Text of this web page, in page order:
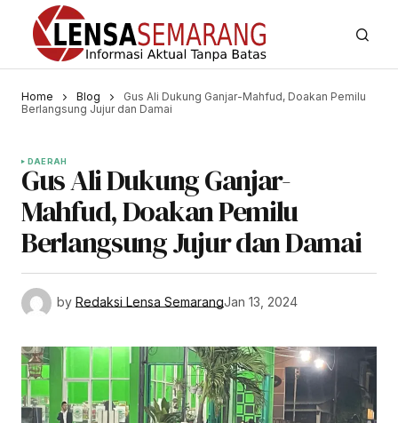
Home Blog
Gus Ali Dukung Ganjar-Mahfud, Doakan Pemilu
Berlangsung Jujur dan Damai
DAERAH
Gus Ali Dukung Ganjar-
Mahfud, Doakan Pemilu
Berlangsung Jujur dan Damai
by Redaksi Lensa SemarangJan 13, 2024